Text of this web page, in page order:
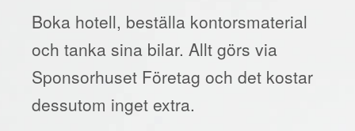
Boka hotell, beställa kontorsmaterial
och tanka sina bilar. Allt görs via
Sponsorhuset Företag och det kostar
dessutom inget extra.